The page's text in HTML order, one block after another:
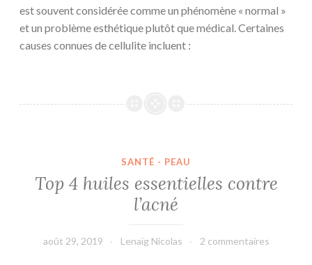
est souvent considérée comme un phénomène « normal »
et un problème esthétique plutôt que médical. Certaines
causes connues de cellulite incluent :
SANTÉ - PEAU
Top 4 huiles essentielles contre
l’acné
août 29, 2019 Lenaïg Nicolas 2 commentaires